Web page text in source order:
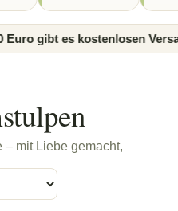
Euro gibt es kostenlosen
– mit Liebe gemacht,